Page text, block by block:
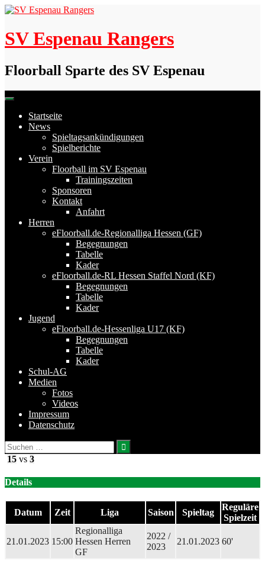
Skip
content
SV Espenau Rangers
Floorball Sparte des SV Espenau
Startseite
News
Spieltagsankündigungen
Spielberichte
Verein
Floorball im SV Espenau
Trainingszeiten
Sponsoren
Kontakt
Anfahrt
Herren
eFloorball.de-Regionalliga Hessen (GF)
Begegnungen
Tabelle
Kader
eFloorball.de-RL Hessen Staffel Nord (KF)
Begegnungen
Tabelle
Kader
Jugend
eFloorball.de-Hessenliga U17 (KF)
Begegnungen
Tabelle
Kader
Schul-AG
Medien
Fotos
Videos
Impressum
Datenschutz
Suchen
nach:
15 vs 3
Details
Datum Zeit Liga Saison Spieltag
Reguläre
Spielzeit
21.01.2023 15:00
Regionalliga
Hessen Herren
GF
2022 /
2023
21.01.2023 60'